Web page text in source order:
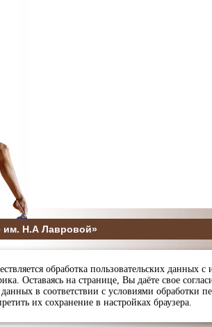
им. Н.А Лавровой»
и спорта Пензенской области
обработка пользовательских данных
Оставаясь на странице, Вы даёте свое
в соответствии с условиями обработки
их сохранение в настройках браузера.